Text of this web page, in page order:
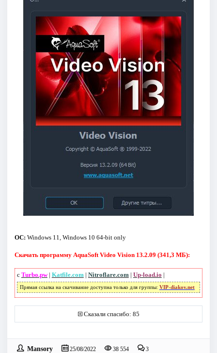
ОС: Windows 11, Windows 10 64-bit only
Скачать программу AquaSoft Video Vision 13.2.09 (341,3 МБ):
с Turbo.pw| Katfile.com | Nitroflare.com | Up-load.io |
Прямая ссылка на скачивание доступна только для группы: VIP-diakov.net
Сказали спасибо: 85
Mansory 25/08/2022 38 554 3